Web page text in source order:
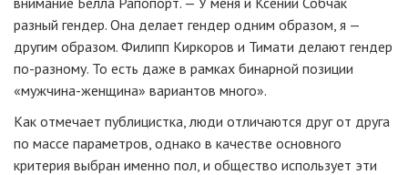
разный гендер. Она делает гендер одним образом, я —
другим образом. Филипп Киркоров и Тимати делают гендер
по-разному. То есть даже в рамках бинарной позиции
«мужчина-женщина» вариантов много».
Как отмечает публицистка, люди отличаются друг от друга
по массе параметров, однако в качестве основного
критерия выбран именно пол, и общество использует эти